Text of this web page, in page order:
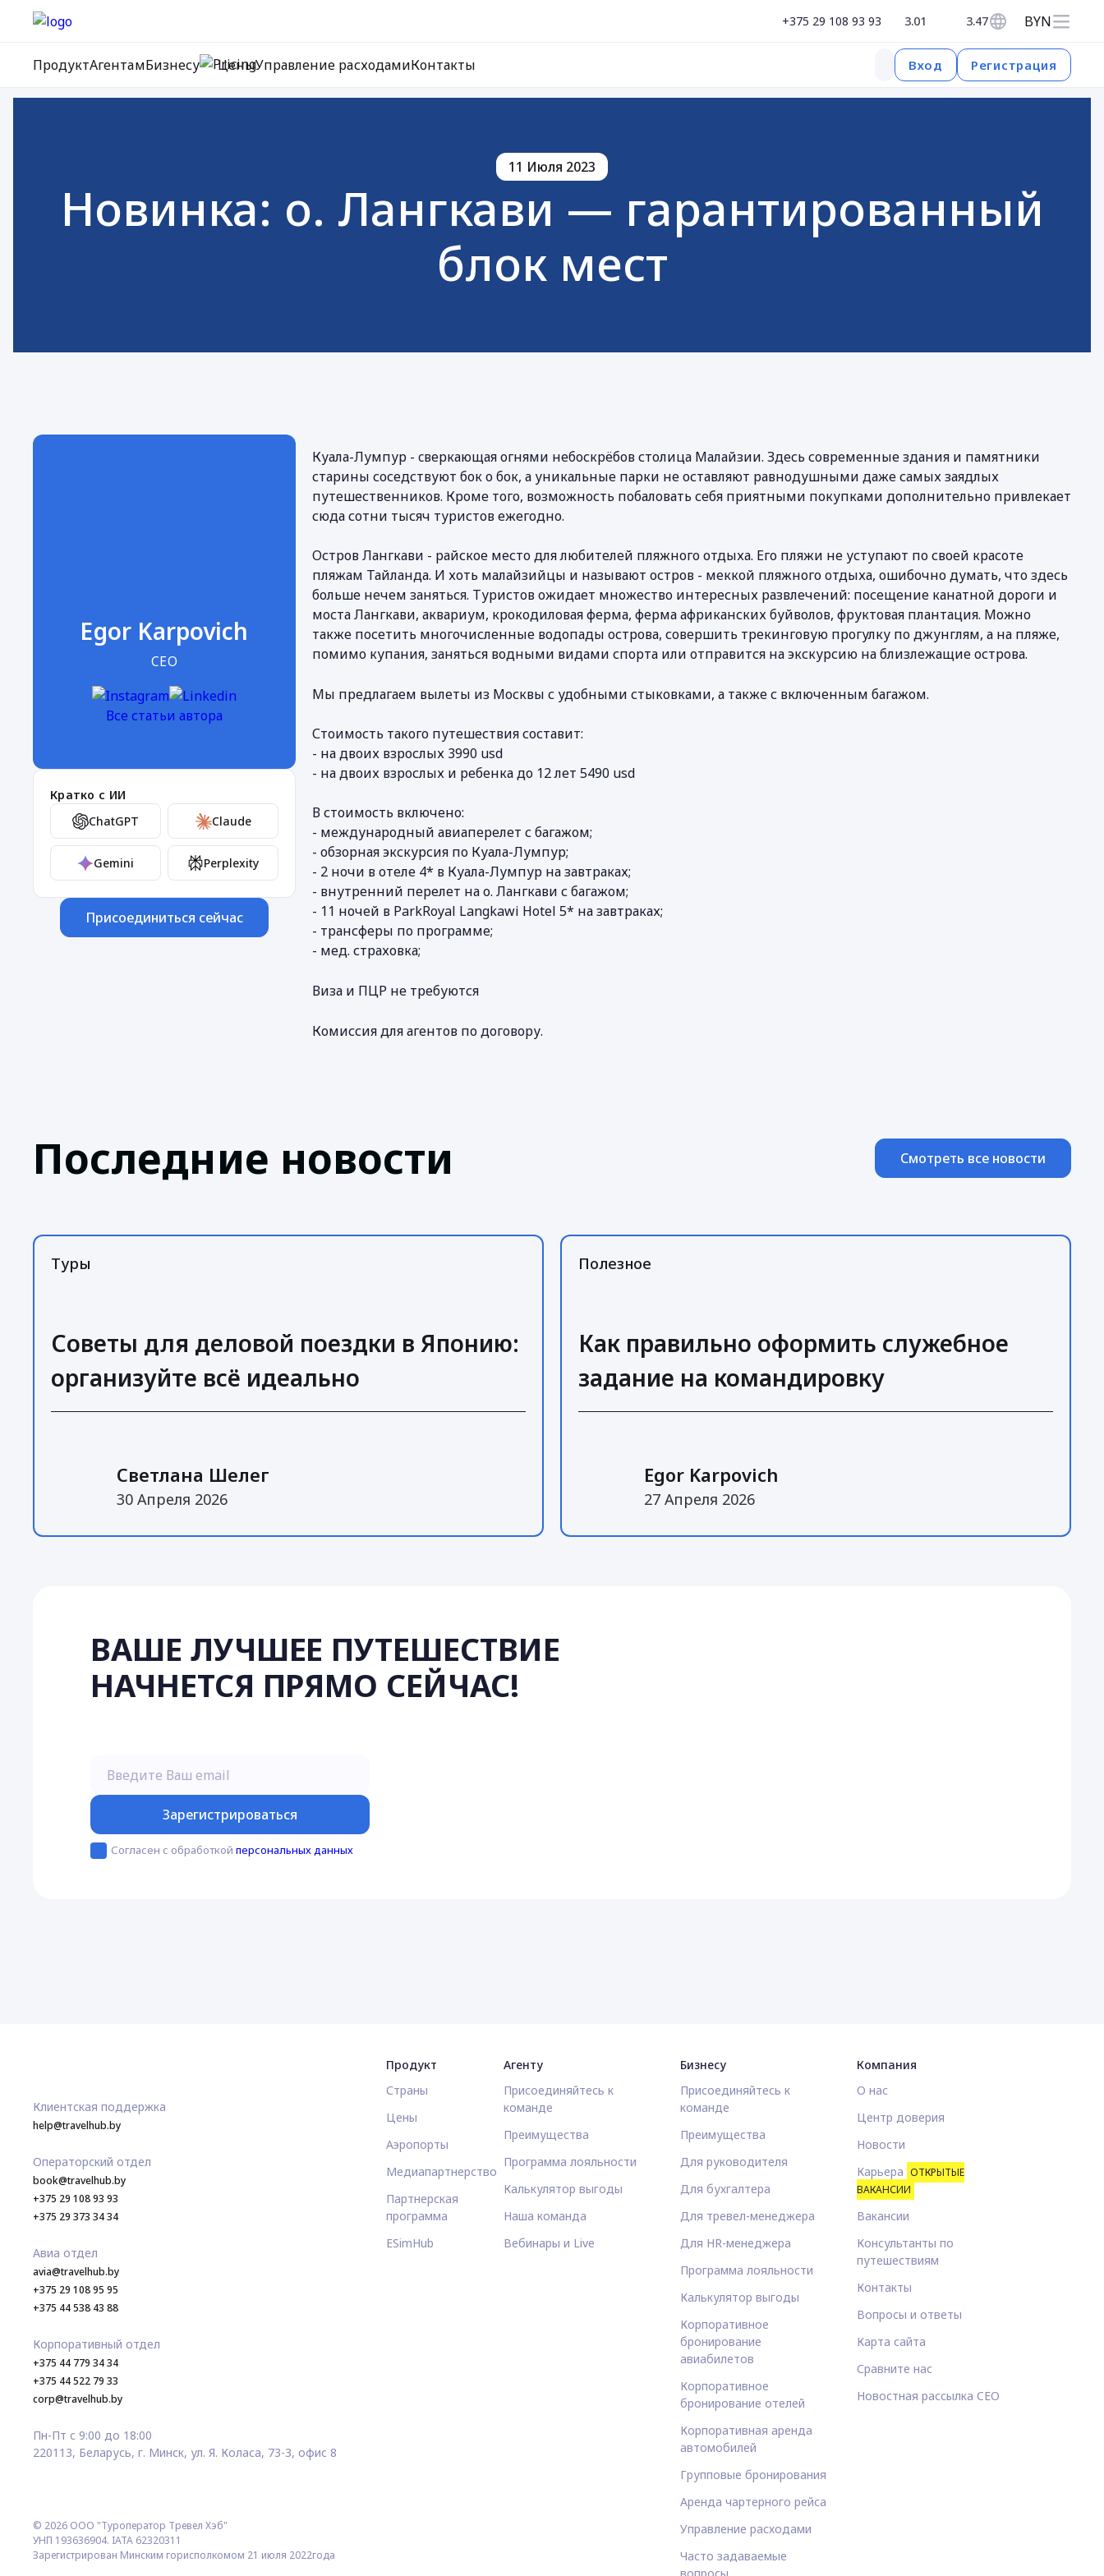
+375 29 108 93 93 3.01 3.47 BYN
ПродуктАгентамБизнесу ЦеныУправление расходамиКонтакты Вход Регистрация
11 Июля 2023
Новинка: о. Лангкави — гарантированный
блок мест
Egor Karpovich
CEO
Все статьи автора
Кратко с ИИ
ChatGPT
Claude
Gemini Perplexity
Присоединиться сейчас
Куала-Лумпур - cверкающая огнями небоскрёбов столица Малайзии. Здесь современные здания и памятники
старины соседствуют бок о бок, а уникальные парки не оставляют равнодушными даже самых заядлых
путешественников. Кроме того, возможность побаловать себя приятными покупками дополнительно привлекает
сюда сотни тысяч туристов ежегодно.
Остров Лангкави - райское место для любителей пляжного отдыха. Его пляжи не уступают по своей красоте
пляжам Тайланда. И хоть малайзийцы и называют остров - меккой пляжного отдыха, ошибочно думать, что здесь
больше нечем заняться. Туристов ожидает множество интересных развлечений: посещение канатной дороги и
моста Лангкави, аквариум, крокодиловая ферма, ферма африканских буйволов, фруктовая плантация. Можно
также посетить многочисленные водопады острова, совершить трекинговую прогулку по джунглям, а на пляже,
помимо купания, заняться водными видами спорта или отправится на экскурсию на близлежащие острова.
Мы предлагаем вылеты из Москвы с удобными стыковками, а также с включенным багажом.
Стоимость такого путешествия составит:
- на двоих взрослых 3990 usd
- на двоих взрослых и ребенка до 12 лет 5490 usd
В стоимость включено:
- международный авиаперелет с багажом;
- обзорная экскурсия по Куала-Лумпур;
- 2 ночи в отеле 4* в Куала-Лумпур на завтраках;
- внутренний перелет на о. Лангкави с багажом;
- 11 ночей в ParkRoyal Langkawi Hotel 5* на завтраках;
- трансферы по программе;
- мед. страховка;
Виза и ПЦР не требуются
Комиссия для агентов по договору.
Последние новости Смотреть все новости
Туры
Советы для деловой поездки в Японию:
организуйте всё идеально
Светлана Шелег
30 Апреля 2026
Полезное
Как правильно оформить служебное
задание на командировку
Egor Karpovich
27 Апреля 2026
ВАШЕ ЛУЧШЕЕ ПУТЕШЕСТВИЕ
НАЧНЕТСЯ ПРЯМО СЕЙЧАС!
Зарегистрироваться
Согласен с обработкой персональных данных
Клиентская поддержка
help@travelhub.by
Операторский отдел
book@travelhub.by
+375 29 108 93 93
+375 29 373 34 34
Авиа отдел
avia@travelhub.by
+375 29 108 95 95
+375 44 538 43 88
Корпоративный отдел
+375 44 779 34 34
+375 44 522 79 33
corp@travelhub.by
Пн-Пт с 9:00 до 18:00
220113, Беларусь, г. Минск, ул. Я. Коласа, 73-3, офис 8
© 2026 ООО "Туроператор Тревел Хэб"
УНП 193636904. IATA 62320311
Зарегистрирован Минским горисполкомом 21 июля 2022года
Продукт
Страны
Цены
Аэропорты
Медиапартнерство
Партнерская
программа
ESimHub
Агенту
Присоединяйтесь к
команде
Преимущества
Программа лояльности
Калькулятор выгоды
Наша команда
Вебинары и Live
Бизнесу
Присоединяйтесь к
команде
Преимущества
Для руководителя
Для бухгалтера
Для тревел-менеджера
Для HR-менеджера
Программа лояльности
Калькулятор выгоды
Корпоративное
бронирование
авиабилетов
Корпоративное
бронирование отелей
Корпоративная аренда
автомобилей
Групповые бронирования
Аренда чартерного рейса
Управление расходами
Часто задаваемые
Компания
О нас
Центр доверия
Новости
Карьера ОТКРЫТЫЕ
ВАКАНСИИ
Вакансии
Консультанты по
путешествиям
Контакты
Вопросы и ответы
Карта сайта
Сравните нас
Новостная рассылка CEO